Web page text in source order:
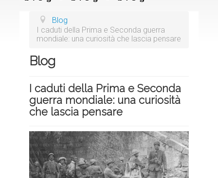
Blog
I caduti della Prima e Seconda guerra
mondiale: una curiosità che lascia pensare
Blog
I caduti della Prima e Seconda
guerra mondiale: una curiosità
che lascia pensare